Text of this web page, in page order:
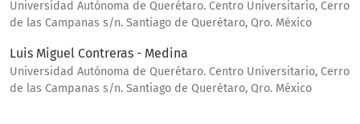
Universidad Autónoma de Querétaro. Centro Universitario, Cerro
de las Campanas s/n. Santiago de Querétaro, Qro. México
Luis Miguel Contreras - Medina
Universidad Autónoma de Querétaro. Centro Universitario, Cerro
de las Campanas s/n. Santiago de Querétaro, Qro. México